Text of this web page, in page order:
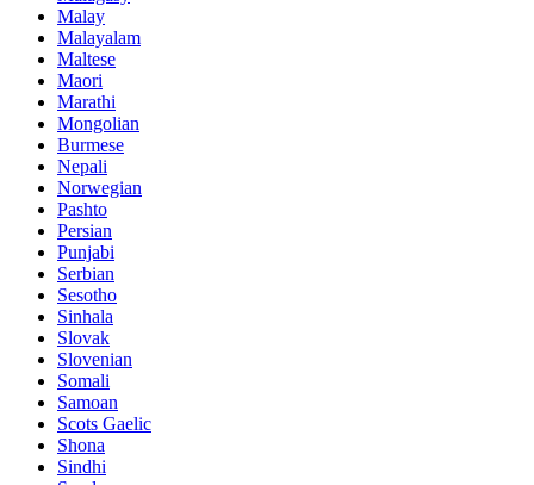
Malay
Malayalam
Maltese
Maori
Marathi
Mongolian
Burmese
Nepali
Norwegian
Pashto
Persian
Punjabi
Serbian
Sesotho
Sinhala
Slovak
Slovenian
Somali
Samoan
Scots Gaelic
Shona
Sindhi